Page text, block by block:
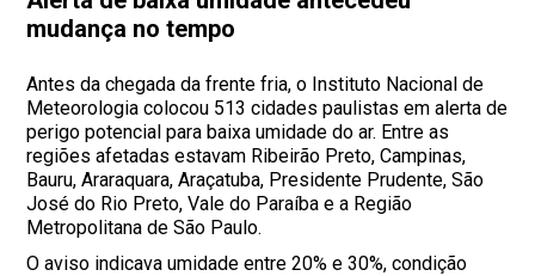
mudança no tempo
Antes da chegada da frente fria, o Instituto Nacional de
Meteorologia colocou 513 cidades paulistas em alerta de
perigo potencial para baixa umidade do ar. Entre as
regiões afetadas estavam Ribeirão Preto, Campinas,
Bauru, Araraquara, Araçatuba, Presidente Prudente, São
José do Rio Preto, Vale do Paraíba e a Região
Metropolitana de São Paulo.
O aviso indicava umidade entre 20% e 30%, condição